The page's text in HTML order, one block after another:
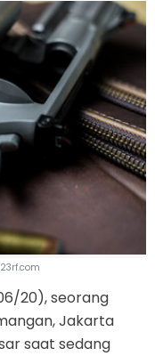
20), seorang
Jakarta
saat sedang